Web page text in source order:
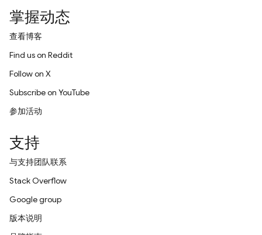
掌握动态
查看博客
Find us on Reddit
Follow on X
Subscribe on YouTube
参加活动
支持
与支持团队联系
Stack Overflow
Google group
版本说明